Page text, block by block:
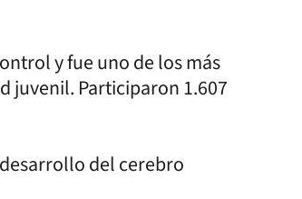
y fue uno de los más
juvenil. Participaron 1.607
del cerebro